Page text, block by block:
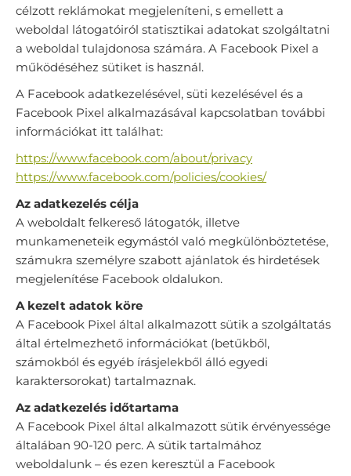
célzott reklámokat megjeleníteni, s emellett a
weboldal látogatóiról statisztikai adatokat szolgáltatni
a weboldal tulajdonosa számára. A Facebook Pixel a
működéséhez sütiket is használ.
A Facebook adatkezelésével, süti kezelésével és a
Facebook Pixel alkalmazásával kapcsolatban további
információkat itt találhat:
https://www.facebook.com/about/privacy
https://www.facebook.com/policies/cookies/
Az adatkezelés célja
A weboldalt felkereső látogatók, illetve
munkameneteik egymástól való megkülönböztetése,
számukra személyre szabott ajánlatok és hirdetések
megjelenítése Facebook oldalukon.
A kezelt adatok köre
A Facebook Pixel által alkalmazott sütik a szolgáltatás
által értelmezhető információkat (betűkből,
számokból és egyéb írásjelekből álló egyedi
karaktersorokat) tartalmaznak.
Az adatkezelés időtartama
A Facebook Pixel által alkalmazott sütik érvényessége
általában 90-120 perc. A sütik tartalmához
weboldalunk – és ezen keresztül a Facebook